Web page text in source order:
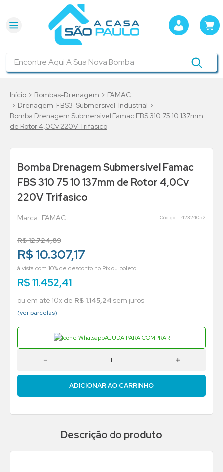
Bombas-Drenagem
FAMAC
Drenagem-FBS3-Submersivel-Industrial
Bomba Drenagem Submersivel Famac FBS 310 75 10 137mm
de Rotor 4,0Cv 220V Trifasico
Bomba Drenagem Submersivel Famac
FBS 310 75 10 137mm de Rotor 4,0Cv
220V Trifasico
FAMAC : 42324052
R$12.724,89
R$ 10.307,17
à vista com 10% de desconto no Pix ou boleto
R$11.452,41
ou em até 10x de R$ 1.145,24 sem juros
(ver parcelas)
AJUDA PARA COMPRAR
＋
－
ADICIONAR AO CARRINHO
Descrição do produto